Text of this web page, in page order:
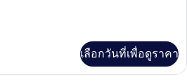
เลือกวันที่เพื่อดูราคา